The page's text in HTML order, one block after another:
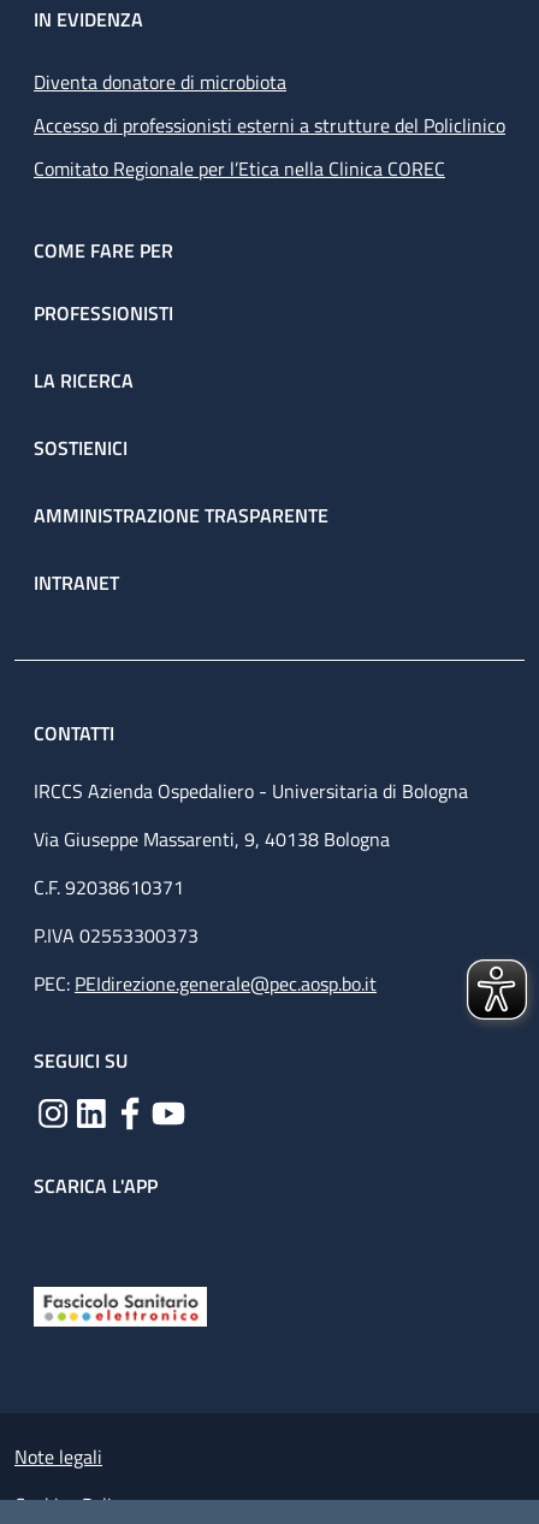
IN EVIDENZA
Diventa donatore di microbiota
Accesso di professionisti esterni a strutture del Policlinico
Comitato Regionale per l’Etica nella Clinica COREC
COME FARE PER
PROFESSIONISTI
LA RICERCA
SOSTIENICI
AMMINISTRAZIONE TRASPARENTE
INTRANET
CONTATTI
IRCCS Azienda Ospedaliero - Universitaria di Bologna
Via Giuseppe Massarenti, 9, 40138 Bologna
C.F. 92038610371
P.IVA 02553300373
PEC: PEIdirezione.generale@pec.aosp.bo.it
SEGUICI SU
SCARICA L'APP
Small prints
Note legali
Cookies Policy